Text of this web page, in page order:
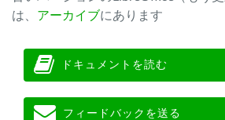
は、 アーカイブにあります
ドキュメントを読む
フィードバックを送る